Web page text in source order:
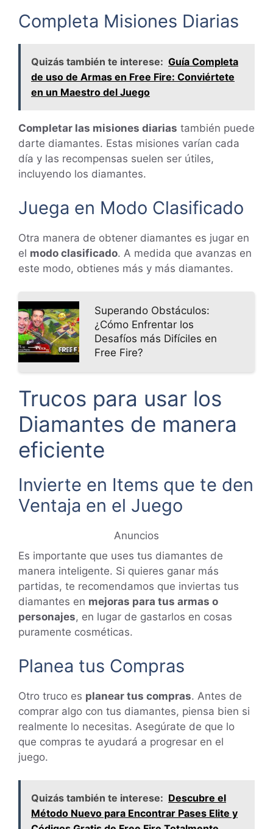
Completa Misiones Diarias
Quizás también te interese: Guía Completa
de uso de Armas en Free Fire: Conviértete
en un Maestro del Juego
Completar las misiones diarias también puede
darte diamantes. Estas misiones varían cada
día y las recompensas suelen ser útiles,
incluyendo los diamantes.
Juega en Modo Clasificado
Otra manera de obtener diamantes es jugar en
el modo clasificado. A medida que avanzas en
este modo, obtienes más y más diamantes.
Superando Obstáculos:
¿Cómo Enfrentar los
Desafíos más Difíciles en
Free Fire?
Trucos para usar los
Diamantes de manera
eficiente
Invierte en Items que te den
Ventaja en el Juego
Anuncios
Es importante que uses tus diamantes de
manera inteligente. Si quieres ganar más
partidas, te recomendamos que inviertas tus
diamantes en mejoras para tus armas o
personajes, en lugar de gastarlos en cosas
puramente cosméticas.
Planea tus Compras
Otro truco es planear tus compras. Antes de
comprar algo con tus diamantes, piensa bien si
realmente lo necesitas. Asegúrate de que lo
que compras te ayudará a progresar en el
juego.
Quizás también te interese: Descubre el
Método Nuevo para Encontrar Pases Elite y